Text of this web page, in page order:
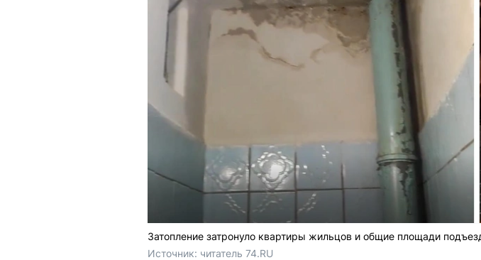
Затопление затронуло квартиры жильцов и общие площади
Источник: читатель 74.RU